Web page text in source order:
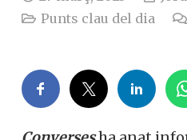
Punts clau del dia